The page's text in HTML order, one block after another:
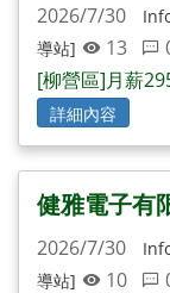
2026/7/30
導站]
13
[柳營區]月薪
詳細內容
健雅電子有
2026/7/30
導站]
10